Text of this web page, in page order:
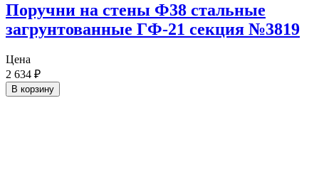
Поручни на стены Ф38 стальные
загрунтованные ГФ-21 секция №3819
Цена
2 634 ₽
В корзину